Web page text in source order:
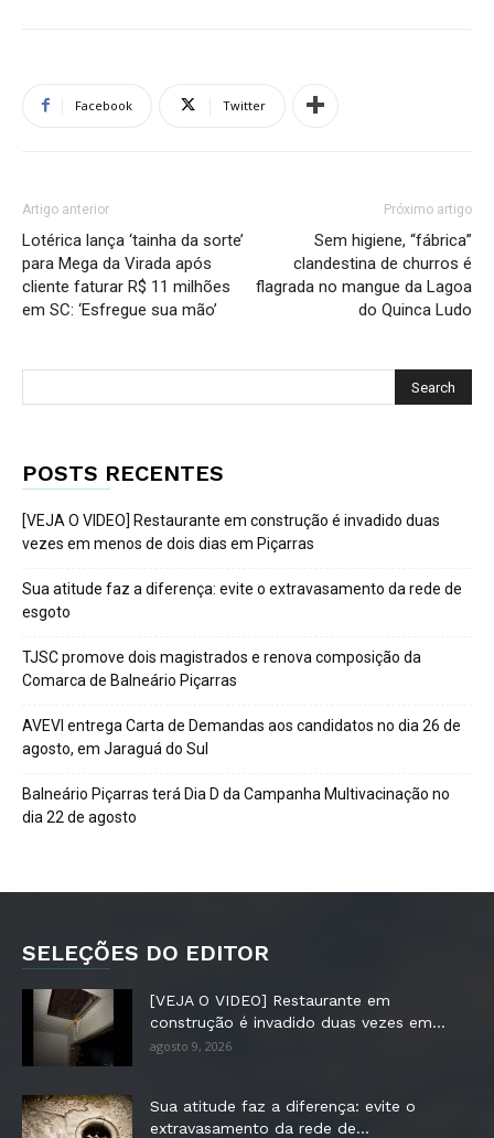
Facebook Twitter
Artigo anterior
Lotérica lança ‘tainha da sorte’
para Mega da Virada após
cliente faturar R$ 11 milhões
em SC: ‘Esfregue sua mão’
Próximo artigo
Sem higiene, “fábrica”
clandestina de churros é
flagrada no mangue da Lagoa
do Quinca Ludo
POSTS RECENTES
[VEJA O VIDEO] Restaurante em construção é invadido duas
vezes em menos de dois dias em Piçarras
Sua atitude faz a diferença: evite o extravasamento da rede de
esgoto
TJSC promove dois magistrados e renova composição da
Comarca de Balneário Piçarras
AVEVI entrega Carta de Demandas aos candidatos no dia 26 de
agosto, em Jaraguá do Sul
Balneário Piçarras terá Dia D da Campanha Multivacinação no
dia 22 de agosto
SELEÇÕES DO EDITOR
[VEJA O VIDEO] Restaurante em
construção é invadido duas vezes em...
agosto 9, 2026
Sua atitude faz a diferença: evite o
extravasamento da rede de...